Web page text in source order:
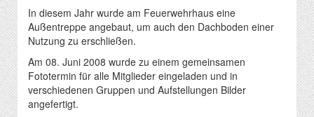
In diesem Jahr wurde am Feuerwehrhaus eine
Außentreppe angebaut, um auch den Dachboden einer
Nutzung zu erschließen.
Am 08. Juni 2008 wurde zu einem gemeinsamen
Fototermin für alle Mitglieder eingeladen und in
verschiedenen Gruppen und Aufstellungen Bilder
angefertigt.